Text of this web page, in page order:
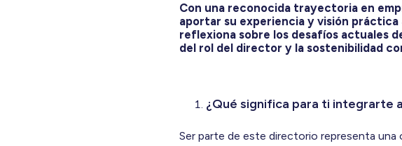
Con una reconocida trayectoria en
aportar su experiencia y visión
reflexiona sobre los desafíos actuales
del rol del director y la sostenibilidad
¿Qué significa para ti integrarte
Ser parte de este directorio representa